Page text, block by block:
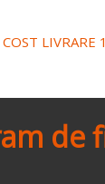
COST LIVRARE
de